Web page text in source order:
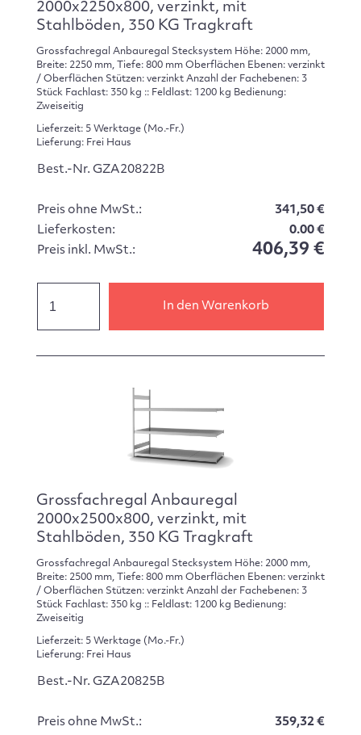
2000x2250x800, verzinkt, mit
Stahlböden, 350 KG Tragkraft
Grossfachregal Anbauregal Stecksystem Höhe: 2000 mm,
Breite: 2250 mm, Tiefe: 800 mm Oberflächen Ebenen: verzinkt
/ Oberflächen Stützen: verzinkt Anzahl der Fachebenen: 3
Stück Fachlast: 350 kg :: Feldlast: 1200 kg Bedienung:
Zweiseitig
Lieferzeit: 5 Werktage (Mo.-Fr.)
Lieferung: Frei Haus
Best.-Nr. GZA20822B
Preis ohne MwSt.:
341,50 €
Lieferkosten:
0.00 €
Preis inkl. MwSt.:
406,39 €
In den Warenkorb
Grossfachregal Anbauregal
2000x2500x800, verzinkt, mit
Stahlböden, 350 KG Tragkraft
Grossfachregal Anbauregal Stecksystem Höhe: 2000 mm,
Breite: 2500 mm, Tiefe: 800 mm Oberflächen Ebenen: verzinkt
/ Oberflächen Stützen: verzinkt Anzahl der Fachebenen: 3
Stück Fachlast: 350 kg :: Feldlast: 1200 kg Bedienung:
Zweiseitig
Lieferzeit: 5 Werktage (Mo.-Fr.)
Lieferung: Frei Haus
Best.-Nr. GZA20825B
Preis ohne MwSt.:
359,32 €